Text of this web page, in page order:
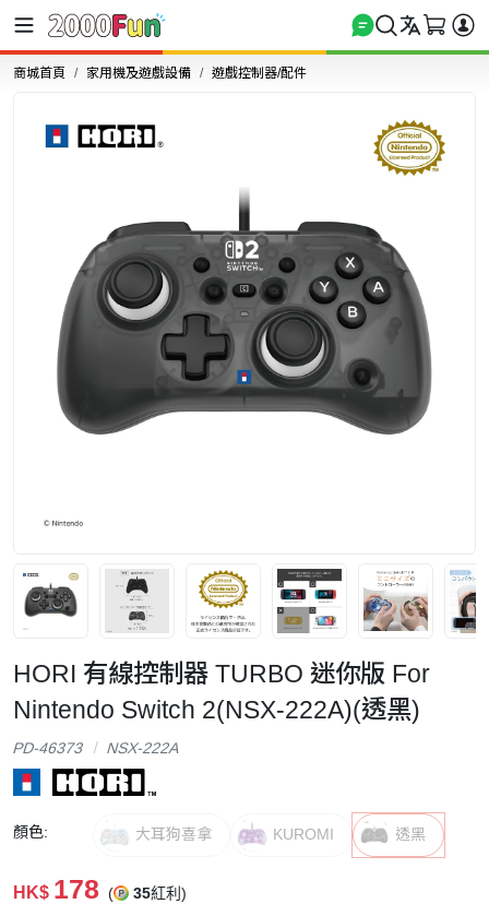
商城首頁 家用機及遊戲設備 遊戲控制器/配件
HORI 有線控制器 TURBO 迷你版 For
Nintendo Switch 2(NSX-222A)(透黑)
PD-46373 NSX-222A
顏色: 大耳狗喜拿 KUROMI 透黑
HK$ 178 ( 35紅利)